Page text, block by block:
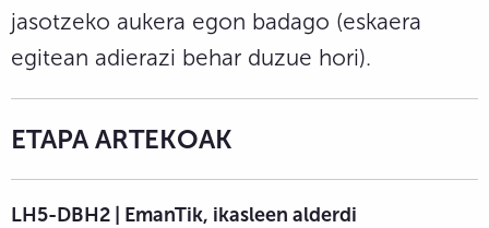
jasotzeko aukera egon badago (eskaera
egitean adierazi behar duzue hori).
ETAPA ARTEKOAK
LH5-DBH2 | EmanTik, ikasleen alderdi